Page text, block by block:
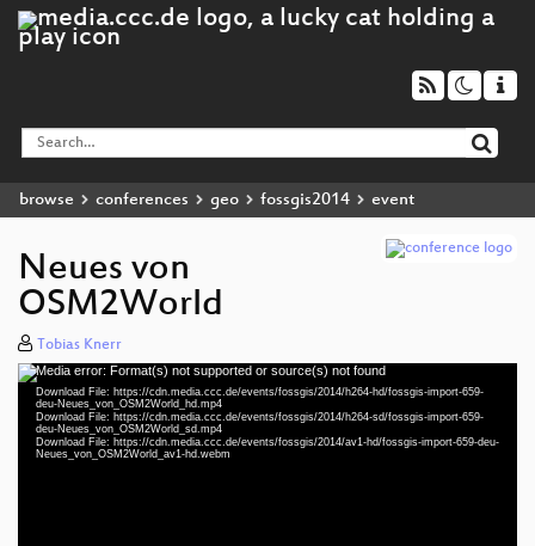
browse conferences geo fossgis2014 event
Neues von
OSM2World
Tobias Knerr
Video
Player
Media error: Format(s) not supported or source(s) not found
Download File: https://cdn.media.ccc.de/events/fossgis/2014/h264-hd/fossgis-import-659-
deu-Neues_von_OSM2World_hd.mp4
Download File: https://cdn.media.ccc.de/events/fossgis/2014/h264-sd/fossgis-import-659-
deu-Neues_von_OSM2World_sd.mp4
Download File: https://cdn.media.ccc.de/events/fossgis/2014/av1-hd/fossgis-import-659-deu-
Neues_von_OSM2World_av1-hd.webm